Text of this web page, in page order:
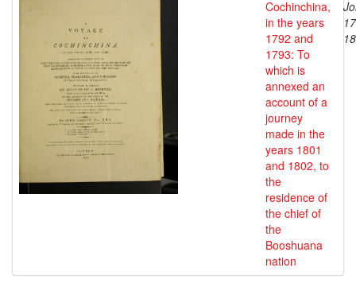
Cochinchina,
in the years
1792 and
1793: To
which is
annexed an
account of a
journey
made in the
years 1801
and 1802, to
the
residence of
the chief of
the
Booshuana
nation